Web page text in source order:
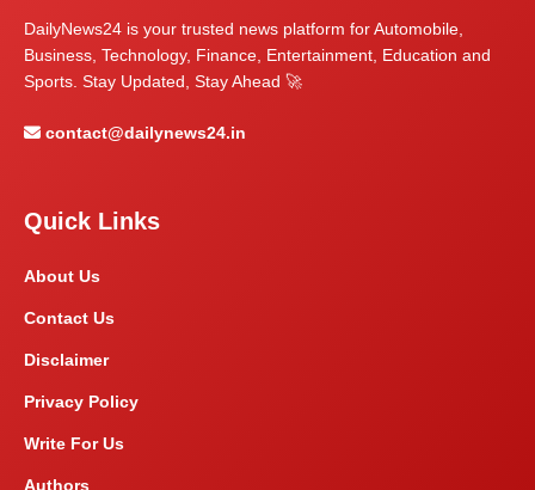
DailyNews24 is your trusted news platform for Automobile,
Business, Technology, Finance, Entertainment, Education and
Sports. Stay Updated, Stay Ahead 🚀
contact@dailynews24.in
Quick Links
About Us
Contact Us
Disclaimer
Privacy Policy
Write For Us
Authors